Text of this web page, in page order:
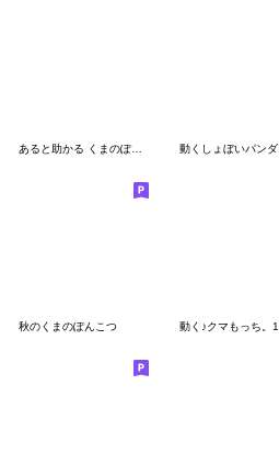
あると助かる くまのぽんこつ 動くしょぼいパンダ
秋のくまのぽんこつ 動く♪クマもっち。1